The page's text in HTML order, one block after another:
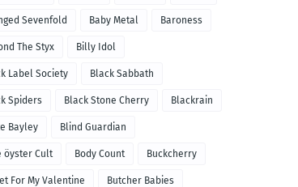
Sevenfold Baby Metal Baroness
The Styx Billy Idol
Label Society Black Sabbath
Spiders Black Stone Cherry Blackrain
Bayley Blind Guardian
öyster Cult Body Count Buckcherry
For My Valentine Butcher Babies